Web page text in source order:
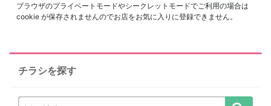
ブラウザのプライベートモードやシークレットモードでご利用の場合は
cookie が保存されませんのでお店をお気に入りに登録できません。
チラシを探す